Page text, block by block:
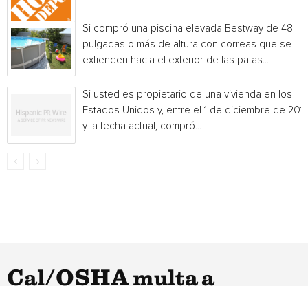
Si compró una piscina elevada Bestway de 48
pulgadas o más de altura con correas que se
extienden hacia el exterior de las patas...
Si usted es propietario de una vivienda en los
Estados Unidos y, entre el 1 de diciembre de
y la fecha actual, compró...
Cal/OSHA multa a